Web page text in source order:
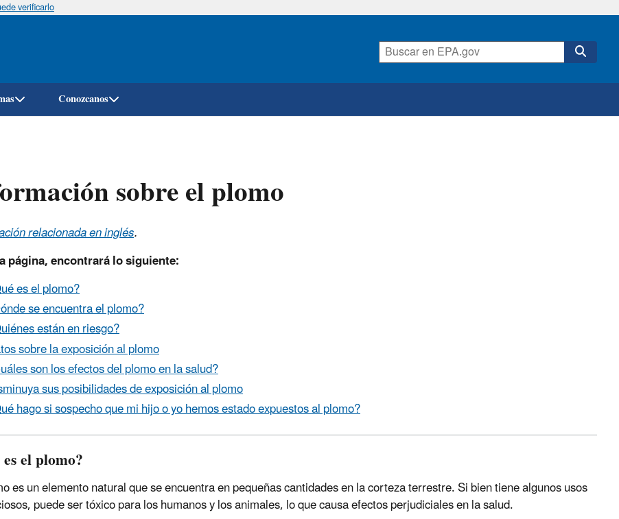
Pasar
verificarlo
Conozcanos
sobre el plomo
relacionada en inglés.
página, encontrará lo siguiente:
es el plomo?
se encuentra el plomo?
están en riesgo?
sobre la exposición al plomo
son los efectos del plomo en la salud?
sus posibilidades de exposición al plomo
hago si sospecho que mi hijo o yo hemos estado expuestos al plomo?
el plomo?
es un elemento natural que se encuentra en pequeñas cantidades en la corteza terrestre. Si bien tiene algunos usos
puede ser tóxico para los humanos y los animales, lo que causa efectos perjudiciales en la salud.